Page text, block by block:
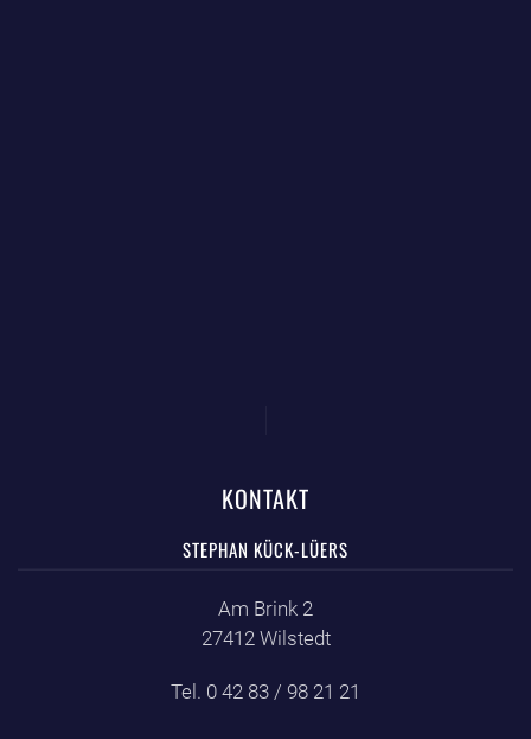
KONTAKT
STEPHAN KÜCK-LÜERS
Am Brink 2
27412 Wilstedt
Tel. 0 42 83 / 98 21 21